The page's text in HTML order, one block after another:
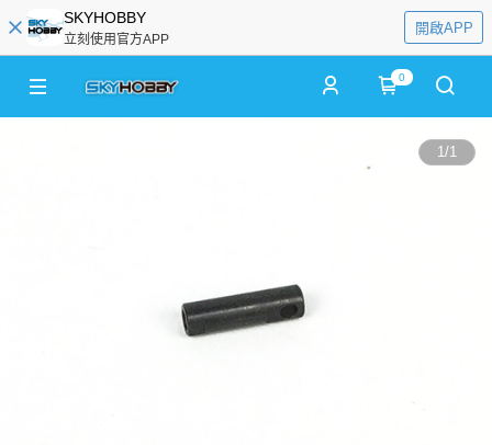
SKYHOBBY
立刻使用官方APP
開啟APP
0
1/1